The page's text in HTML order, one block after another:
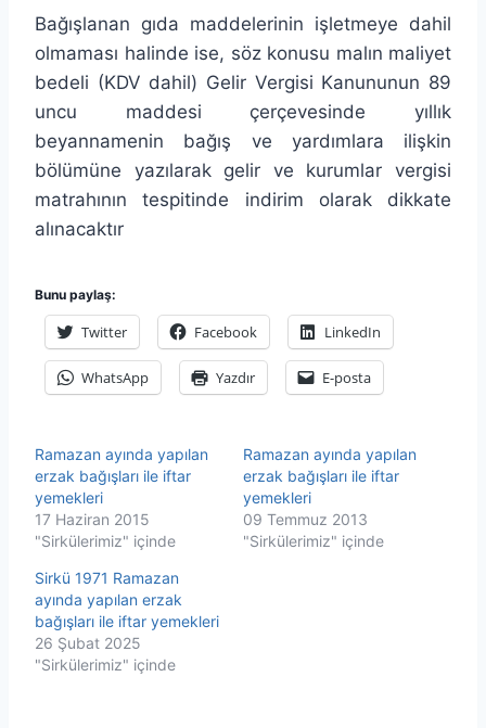
Bağışlanan gıda maddelerinin işletmeye dahil
olmaması halinde ise, söz konusu malın maliyet
bedeli (KDV dahil) Gelir Vergisi Kanununun 89
uncu maddesi çerçevesinde yıllık
beyannamenin bağış ve yardımlara ilişkin
bölümüne yazılarak gelir ve kurumlar vergisi
matrahının tespitinde indirim olarak dikkate
alınacaktır
Bunu paylaş:
Twitter Facebook LinkedIn
WhatsApp Yazdır E-posta
Ramazan ayında yapılan
erzak bağışları ile iftar
yemekleri
17 Haziran 2015
"Sirkülerimiz" içinde
Ramazan ayında yapılan
erzak bağışları ile iftar
yemekleri
09 Temmuz 2013
"Sirkülerimiz" içinde
Sirkü 1971 Ramazan
ayında yapılan erzak
bağışları ile iftar yemekleri
26 Şubat 2025
"Sirkülerimiz" içinde